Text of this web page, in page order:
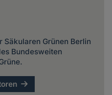
Säkularen Grünen Berlin
Bundesweiten